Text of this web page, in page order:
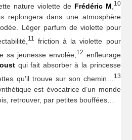
nature violette de Frédéric M 10
replongera dans une atmosphère
Léger parfum de violette pour
11
friction à la violette pour
sa jeunesse envolée, 12 enfleurage
qui fait absorber à la princesse
qu’il trouve sur son chemin…
13
est évocatrice d’un monde
retrouver, par petites bouffées…